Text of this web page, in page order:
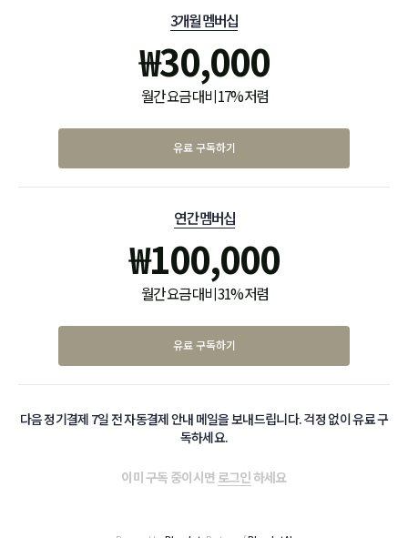
3개월 멤버십
₩30,000
월간 요금 대비 17% 저렴
유료 구독하기
연간 멤버십
₩100,000
월간 요금 대비 31% 저렴
유료 구독하기
다음 정기결제 7일 전 자동결제 안내 메일을 보내드립니다. 걱정 없이 유료 구
독하세요.
이미 구독 중이시면 로그인하세요